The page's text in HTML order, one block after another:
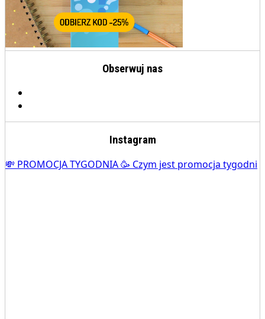
Obserwuj nas
Instagram
💸 PROMOCJA TYGODNIA 🥳 Czym jest promocja tygodni